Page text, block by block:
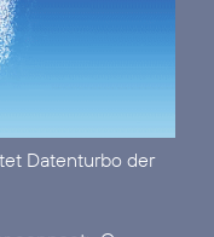
Datenturbo der